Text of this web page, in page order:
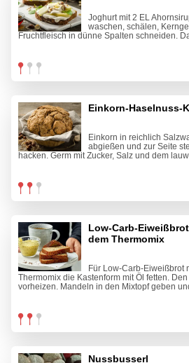
Joghurt mit 2 EL
waschen, schälen,
Fruchtfleisch in dünne Spalten schneiden.
Einkorn-Haselnuss-
Einkorn in reichlich
abgießen und zur Seite
hacken. Germ mit Zucker, Salz und dem
Low-Carb-
dem Thermomix
Für Low-Carb-Eiweißbrot
Thermomix die Kastenform mit Öl fetten.
vorheizen. Mandeln in den Mixtopf geben
Nussbusserl